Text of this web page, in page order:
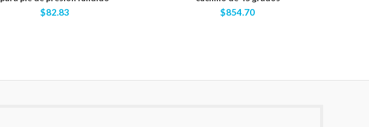
$82.83 $854.70